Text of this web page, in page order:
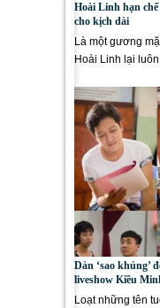
Hoài Linh hạn
cho kịch dài
Là một gương
Hoài Linh lại
Dàn ‘sao khủng’
liveshow Kiều
Loạt những tên